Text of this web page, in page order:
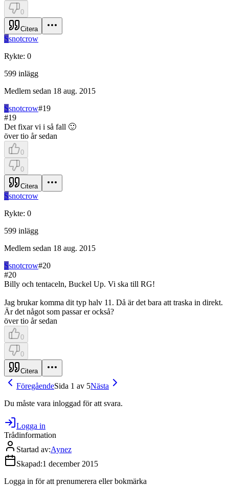
0
Citera
Ssnotcrow
Rykte: 0
599 inlägg
Medlem sedan 18 aug. 2015
Ssnotcrow#19
#19
Det fixar vi i så fall 🙂
över tio år sedan
0
0
Citera
Ssnotcrow
Rykte: 0
599 inlägg
Medlem sedan 18 aug. 2015
Ssnotcrow#20
#20
Billy och tentaceln, Buckel Up. Vi ska till RG!
Jag brukar komma dit typ halv 11. Då är det bara att traska in direkt.
Är det något som passar er också?
över tio år sedan
0
0
Citera
FöregåendeSida 1 av 5Nästa
Du måste vara inloggad för att svara.
Logga in
Trådinformation
Startad av:Aynez
Skapad:1 december 2015
Logga in för att prenumerera eller bokmärka